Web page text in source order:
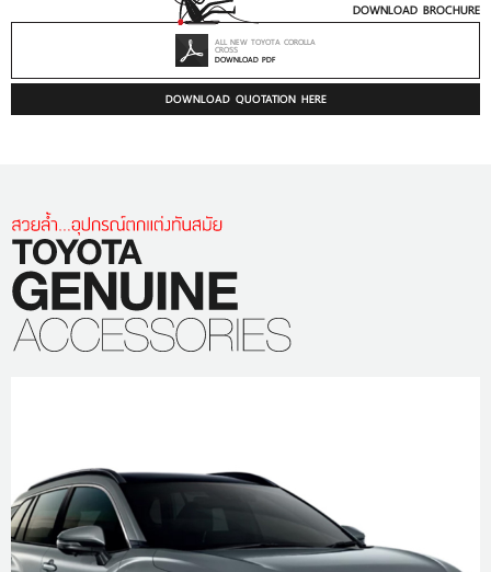
DOWNLOAD BROCHURE
ALL NEW TOYOTA COROLLA
CROSS
DOWNLOAD PDF
DOWNLOAD QUOTATION HERE